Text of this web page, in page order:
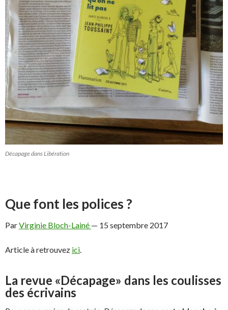
Décapage dans Libération
Que font les polices ?
ParVirginie Bloch-Lainé — 15 septembre 2017
Article à retrouvez ici.
La revue «Décapage» dans les coulisses
des écrivains